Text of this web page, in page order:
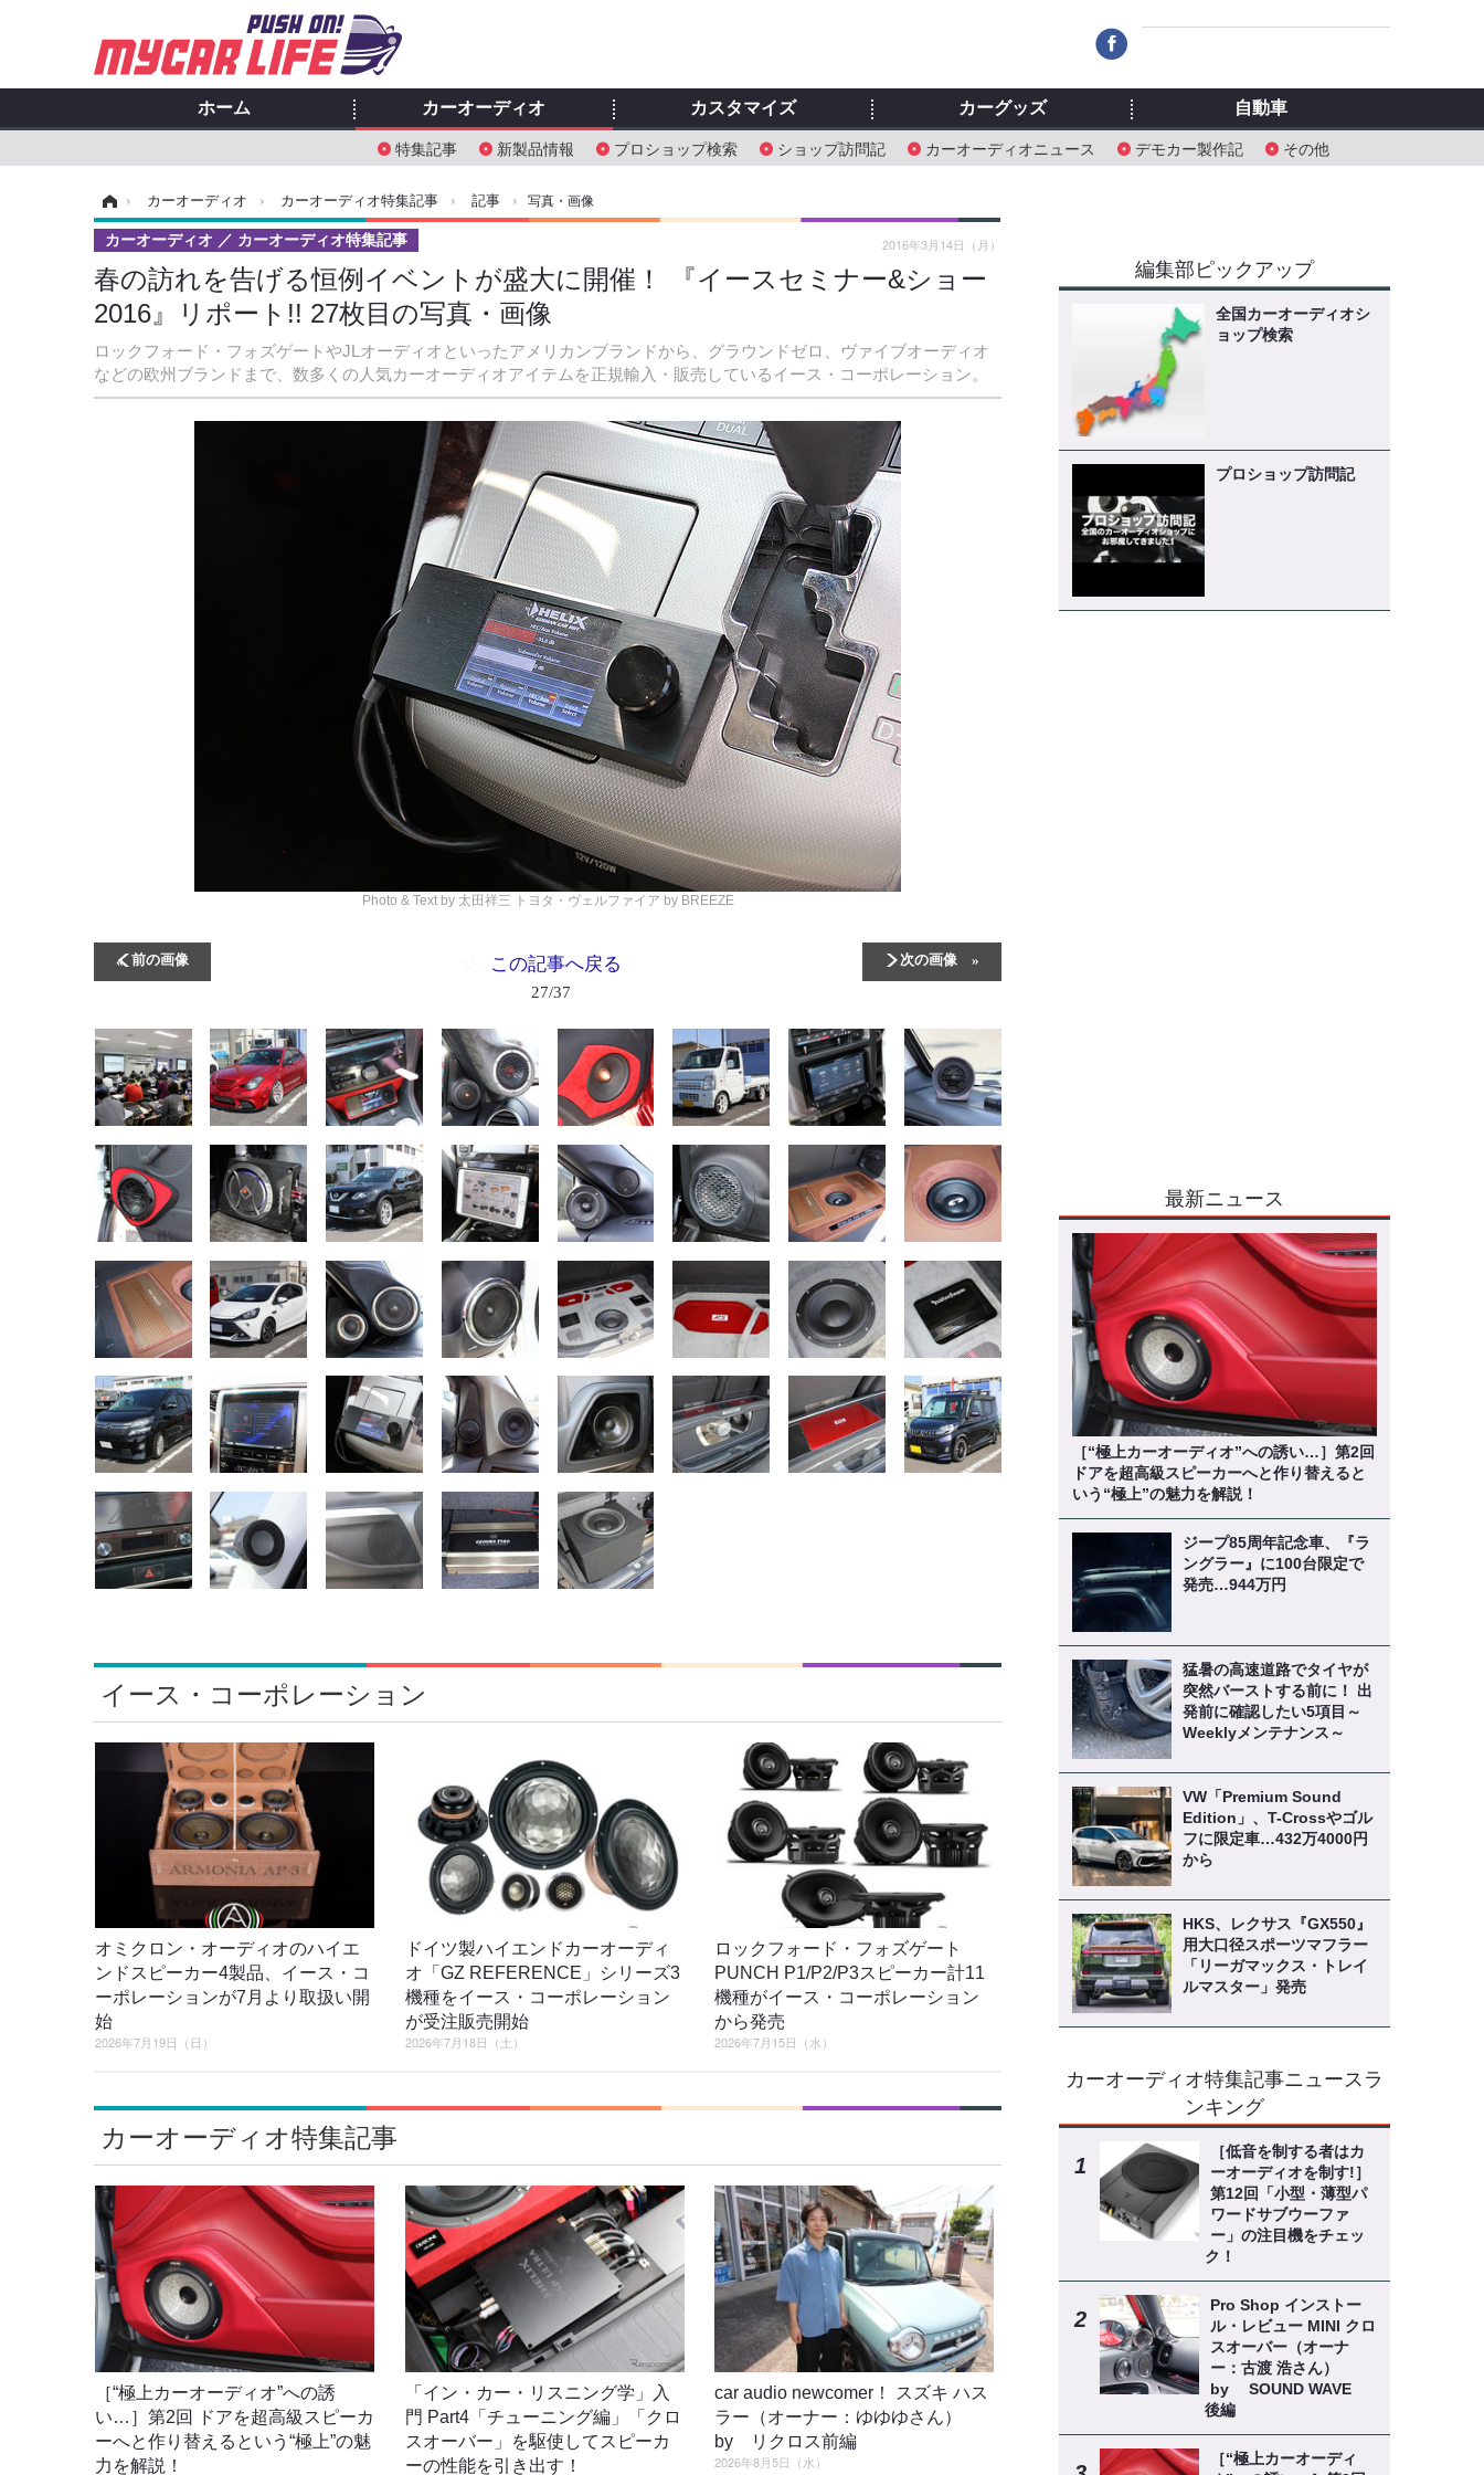
ホーム カーオーディオ
特集記事 新製品情報 プロショップ検索 ショップ訪問記 カーオーディオニュース デモカー製作記 その他
カスタマイズ カーグッズ 自動車
› カーオーディオ › カーオーディオ特集記事 › 記事 › 写真・画像
春の訪れを告げる恒例イベントが盛大に開催！ 『イースセミナー&ショー
2016』リポート!! 27枚目の写真・画像
ロックフォード・フォズゲートやJLオーディオといったアメリカンブランドから、グラウンドゼロ、ヴァイブオーディオ
などの欧州ブランドまで、数多くの人気カーオーディオアイテムを正規輸入・販売しているイース・コーポレーション。
カーオーディオ カーオーディオ特集記事 2016年3月14日（月）
Photo & Text by 太田祥三 トヨタ・ヴェルファイア by BREEZE
前の画像 次の画像
この記事へ戻る
27/37
イース・コーポレーション
オミクロン・オーディオのハイエ
ンドスピーカー4製品、イース・コ
ーポレーションが7月より取扱い開
始
2026年7月19日（日）
ドイツ製ハイエンドカーオーディ
オ「GZ REFERENCE」シリーズ3
機種をイース・コーポレーション
が受注販売開始
2026年7月18日（土）
ロックフォード・フォズゲート
PUNCH P1/P2/P3スピーカー計11
機種がイース・コーポレーション
から発売
2026年7月15日（水）
カーオーディオ特集記事
［“極上カーオーディオ”への誘
い…］第2回 ドアを超高級スピーカ
ーへと作り替えるという“極上”の魅
力を解説！
「イン・カー・リスニング学」入
門 Part4「チューニング編」「クロ
スオーバー」を駆使してスピーカ
ーの性能を引き出す！
car audio newcomer！ スズキ ハス
ラー（オーナー：ゆゆゆさん）
by リクロス前編
2026年8月5日（水）
編集部ピックアップ
全国カーオーディオシ
ョップ検索
プロショップ訪問記
最新ニュース
［“極上カーオーディオ”への誘い…］第2回
ドアを超高級スピーカーへと作り替えると
いう“極上”の魅力を解説！
ジープ85周年記念車、『ラ
ングラー』に100台限定で
発売…944万円
猛暑の高速道路でタイヤが
突然バーストする前に！ 出
発前に確認したい5項目～
Weeklyメンテナンス～
VW「Premium Sound
Edition」、T-Crossやゴル
フに限定車…432万4000円
から
HKS、レクサス『GX550』
用大口径スポーツマフラー
「リーガマックス・トレイ
ルマスター」発売
カーオーディオ特集記事ニュースラ
ンキング
［低音を制する者はカ
ーオーディオを制す!］
第12回「小型・薄型パ
ワードサブウーファ
ー」の注目機をチェッ
ク！
Pro Shop インストー
ル・レビュー MINI クロ
スオーバー（オーナ
ー：古渡 浩さん）
by SOUND WAVE
後編
［“極上カーオーディ